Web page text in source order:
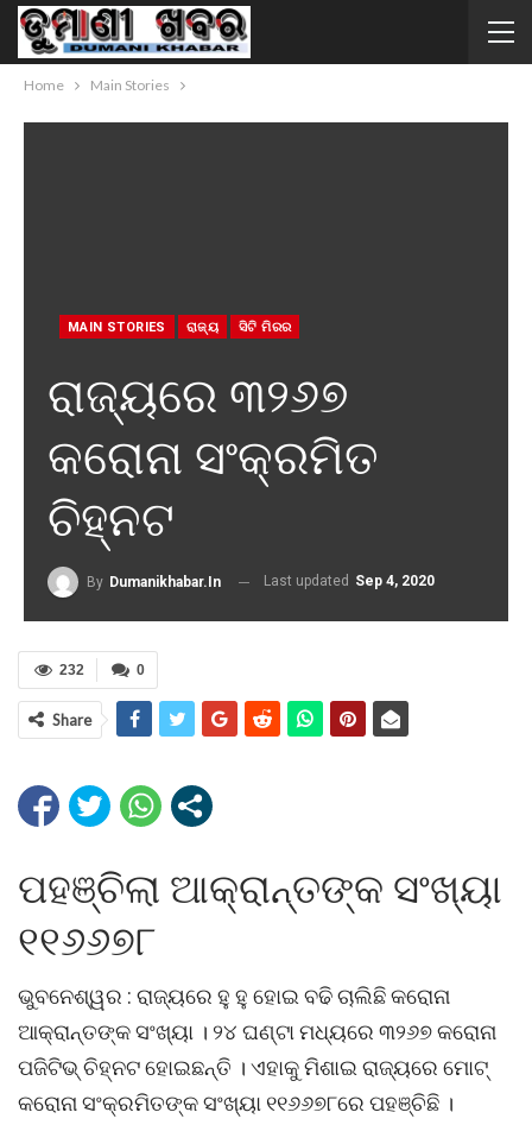
Home Main Stories
MAIN STORIES ରାଜ୍ୟ ସିଟି ମିରର
ରାଜ୍ୟରେ ୩୨୬୭
କରୋନା ସଂକ୍ରମିତ
ଚିହ୍ନଟ
By Dumanikhabar.in Last updated Sep 4, 2020
0
232
Share
ପହଞ୍ଚିଲା ଆକ୍ରାନ୍ତଙ୍କ ସଂଖ୍ୟା
୧୧୬୬୭୮
ଭୁବନେଶ୍ୱର : ରାଜ୍ୟରେ ହୁ ହୁ ହୋଇ ବଢି ଚାଲିଛି କରୋନା
ଆକ୍ରାନ୍ତଙ୍କ ସଂଖ୍ୟା । ୨୪ ଘଣ୍ଟା ମଧ୍ୟରେ ୩୨୬୭ କରୋନା
ପଜିଟିଭ୍ ଚିହ୍ନଟ ହୋଇଛନ୍ତି । ଏହାକୁ ମିଶାଇ ରାଜ୍ୟରେ ମୋଟ୍
କରୋନା ସଂକ୍ରମିତଙ୍କ ସଂଖ୍ୟା ୧୧୬୬୭୮ରେ ପହଞ୍ଚିଛି ।